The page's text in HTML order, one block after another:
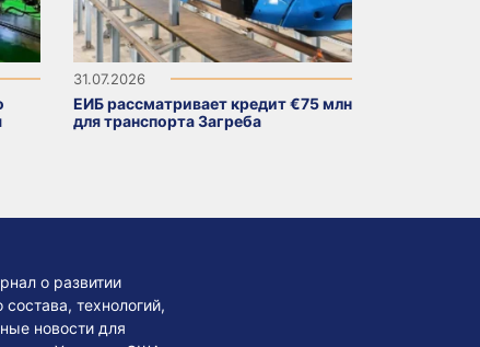
31.07.2026
ЕИБ рассматривает кредит €75 млн
для транспорта Загреба
о развитии
технологий,
новости для